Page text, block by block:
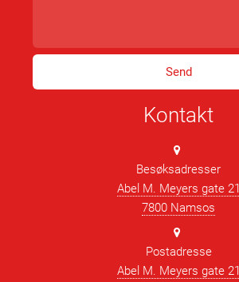
Kontakt
Besøksadresser
Abel M. Meyers gate 21
7800 Namsos
Postadresse
Abel M. Meyers gate 21